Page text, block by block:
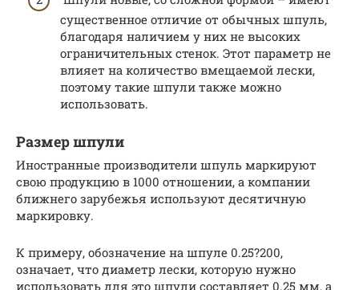
существенное отличие от обычных шпуль,
благодаря наличием у них не высоких
ограничительных стенок. Этот параметр не
влияет на количество вмещаемой лески,
поэтому такие шпули также можно
использовать.
Размер шпули
Иностранные производители шпуль маркируют
свою продукцию в 1000 отношении, а компании
ближнего зарубежья используют десятичную
маркировку.
К примеру, обозначение на шпуле 0.25?200,
означает, что диаметр лески, которую нужно
использовать для это шпули составляет 0.25 мм, а